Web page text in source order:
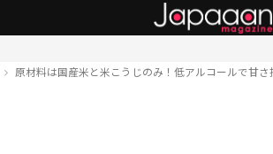
原材料は国産米と米こうじのみ！低アルコールで甘